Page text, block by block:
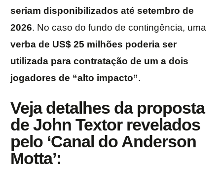
seriam disponibilizados até setembro de
2026. No caso do fundo de contingência, uma
verba de US$ 25 milhões poderia ser
utilizada para contratação de um a dois
jogadores de “alto impacto”.
Veja detalhes da proposta
de John Textor revelados
pelo ‘Canal do Anderson
Motta’: